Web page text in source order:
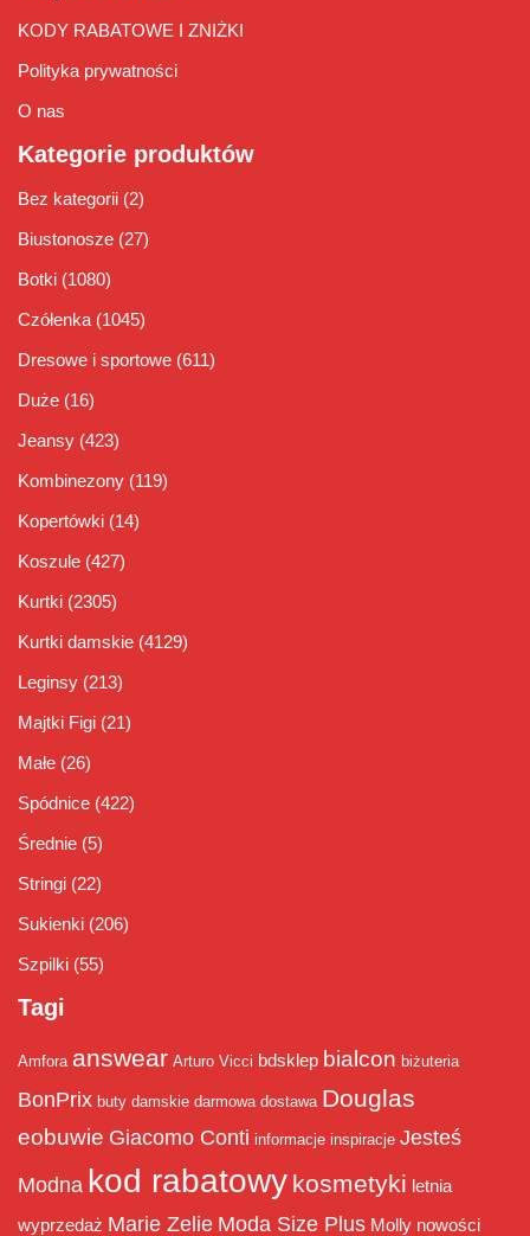
KODY RABATOWE I ZNIŻKI
Polityka prywatności
O nas
Kategorie produktów
Bez kategorii (2)
Biustonosze (27)
Botki (1080)
Czółenka (1045)
Dresowe i sportowe (611)
Duże (16)
Jeansy (423)
Kombinezony (119)
Kopertówki (14)
Koszule (427)
Kurtki (2305)
Kurtki damskie (4129)
Leginsy (213)
Majtki Figi (21)
Małe (26)
Spódnice (422)
Średnie (5)
Stringi (22)
Sukienki (206)
Szpilki (55)
Tagi
Amfora answear Arturo Vicci bdsklep bialcon biżuteria
BonPrix buty damskie darmowa dostawa Douglas
eobuwie Giacomo Conti informacje inspiracje Jesteś
Modna kod rabatowy kosmetyki letnia
wyprzedaż Marie Zelie Moda Size Plus Molly nowości